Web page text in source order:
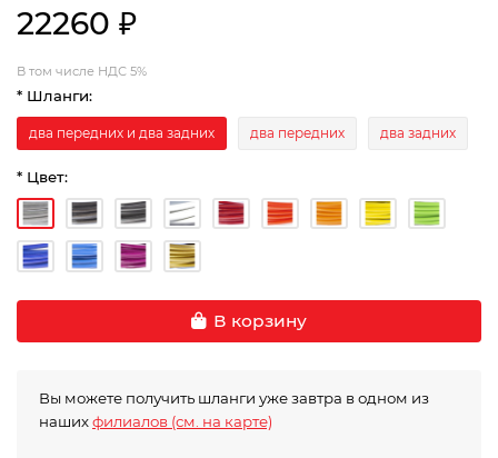
22260 ₽
В том числе НДС 5%
* Шланги:
два передних и два задних два передних два задних
* Цвет:
В корзину
Вы можете получить шланги уже завтра в одном из
нашихфилиалов (см. на карте)